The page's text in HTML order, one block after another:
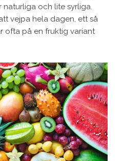
naturliga och lite syrliga.
vejpa hela dagen, ett så
ofta på en fruktig variant